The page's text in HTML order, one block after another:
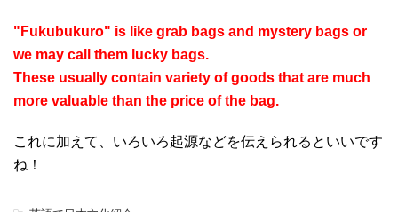
"Fukubukuro" is like grab bags and mystery bags or
we may call them lucky bags.
These usually contain variety of goods that are much
more valuable than the price of the bag.
これに加えて、いろいろ起源などを伝えられるといいです
ね！